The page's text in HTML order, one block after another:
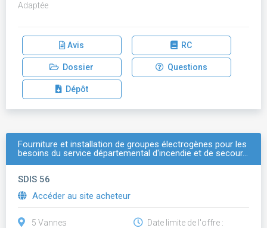
Adaptée
Avis RC
Dossier Questions
Dépôt
Fourniture et installation de groupes électrogènes pour les
besoins du service départemental d'incendie et de secour…
SDIS 56
Accéder au site acheteur
5 Vannes
Date limite de l'offre :